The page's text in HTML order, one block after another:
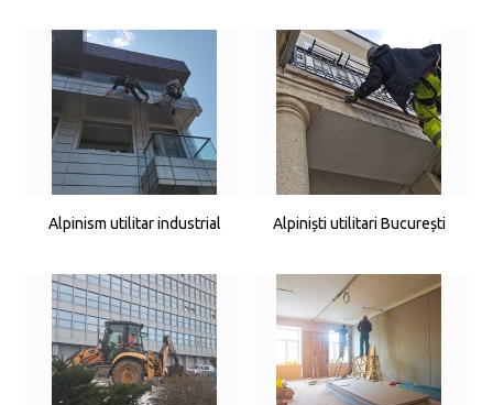
Alpinism utilitar industrial Alpiniști utilitari București